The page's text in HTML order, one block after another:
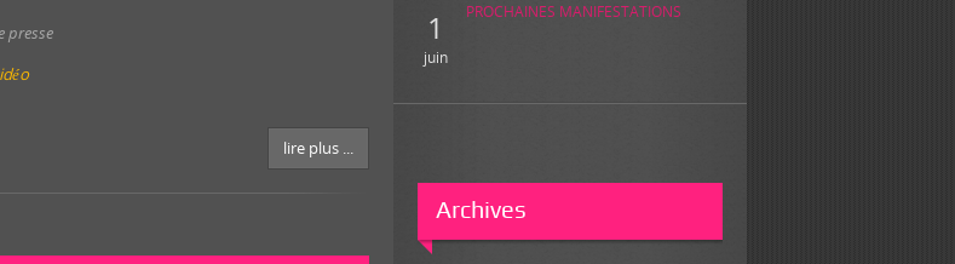
1
juin
PROCHAINES MANIFESTATIONS
Archives
presse
lire plus ...